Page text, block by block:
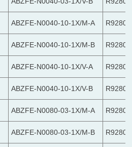
ABZFE-N0040-10-1X/M-A
ABZFE-N0040-10-1X/M-B
ABZFE-N0040-10-1X/V-A
ABZFE-N0040-10-1X/V-B
ABZFE-N0080-03-1X/M-A
ABZFE-N0080-03-1X/M-B